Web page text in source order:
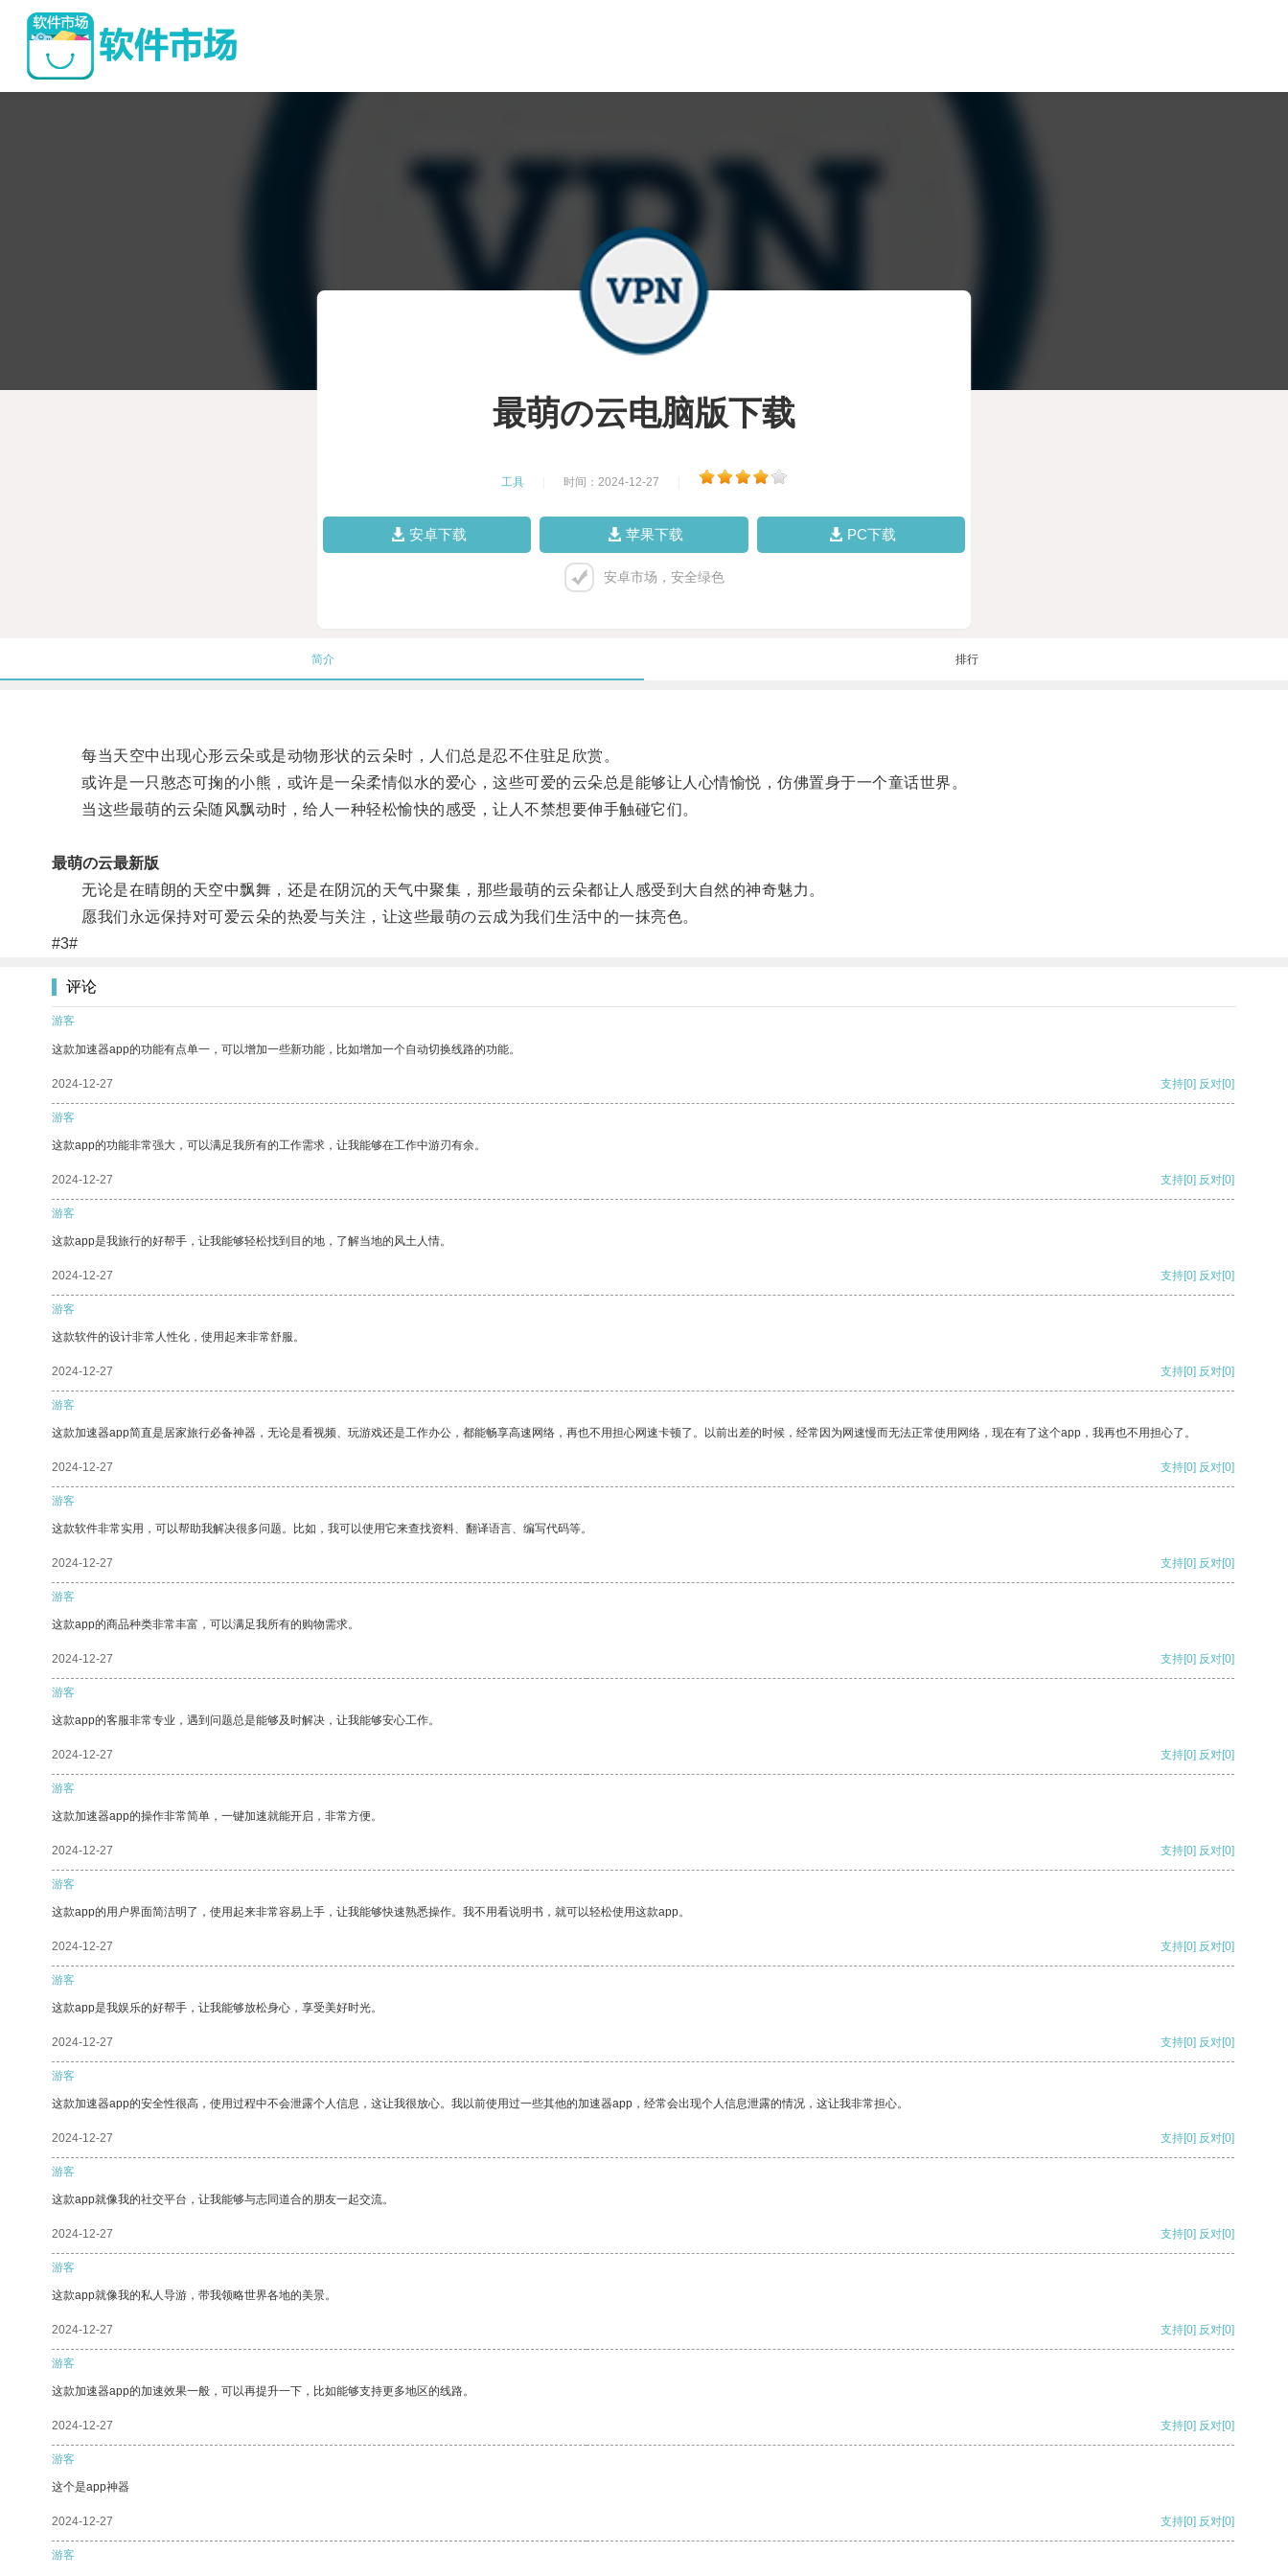
最萌の云电脑版下载
工具 时间：2024-12-27
安卓下载 苹果下载 PC下载
安卓市场，安全绿色
简介 排行
每当天空中出现心形云朵或是动物形状的云朵时，人们总是忍不住驻足欣赏。
或许是一只憨态可掬的小熊，或许是一朵柔情似水的爱心，这些可爱的云朵总是能够让人心情愉悦，仿佛置身于一个童话世界。
当这些最萌的云朵随风飘动时，给人一种轻松愉快的感受，让人不禁想要伸手触碰它们。
最萌の云最新版
无论是在晴朗的天空中飘舞，还是在阴沉的天气中聚集，那些最萌的云朵都让人感受到大自然的神奇魅力。
愿我们永远保持对可爱云朵的热爱与关注，让这些最萌の云成为我们生活中的一抹亮色。
#3#
评论
游客
这款加速器app的功能有点单一，可以增加一些新功能，比如增加一个自动切换线路的功能。
2024-12-27 支持[0] 反对[0]
游客
这款app的功能非常强大，可以满足我所有的工作需求，让我能够在工作中游刃有余。
2024-12-27 支持[0] 反对[0]
游客
这款app是我旅行的好帮手，让我能够轻松找到目的地，了解当地的风土人情。
2024-12-27 支持[0] 反对[0]
游客
这款软件的设计非常人性化，使用起来非常舒服。
2024-12-27 支持[0] 反对[0]
游客
这款加速器app简直是居家旅行必备神器，无论是看视频、玩游戏还是工作办公，都能畅享高速网络，再也不用担心网速卡顿了。以前出差的时候，经常因为网速慢而无法正常使用网络，现在有了这个app，我再也不用担心了。
2024-12-27 支持[0] 反对[0]
游客
这款软件非常实用，可以帮助我解决很多问题。比如，我可以使用它来查找资料、翻译语言、编写代码等。
2024-12-27 支持[0] 反对[0]
游客
这款app的商品种类非常丰富，可以满足我所有的购物需求。
2024-12-27 支持[0] 反对[0]
游客
这款app的客服非常专业，遇到问题总是能够及时解决，让我能够安心工作。
2024-12-27 支持[0] 反对[0]
游客
这款加速器app的操作非常简单，一键加速就能开启，非常方便。
2024-12-27 支持[0] 反对[0]
游客
这款app的用户界面简洁明了，使用起来非常容易上手，让我能够快速熟悉操作。我不用看说明书，就可以轻松使用这款app。
2024-12-27 支持[0] 反对[0]
游客
这款app是我娱乐的好帮手，让我能够放松身心，享受美好时光。
2024-12-27 支持[0] 反对[0]
游客
这款加速器app的安全性很高，使用过程中不会泄露个人信息，这让我很放心。我以前使用过一些其他的加速器app，经常会出现个人信息泄露的情况，这让我非常担心。
2024-12-27 支持[0] 反对[0]
游客
这款app就像我的社交平台，让我能够与志同道合的朋友一起交流。
2024-12-27 支持[0] 反对[0]
游客
这款app就像我的私人导游，带我领略世界各地的美景。
2024-12-27 支持[0] 反对[0]
游客
这款加速器app的加速效果一般，可以再提升一下，比如能够支持更多地区的线路。
2024-12-27 支持[0] 反对[0]
游客
这个是app神器
2024-12-27 支持[0] 反对[0]
游客